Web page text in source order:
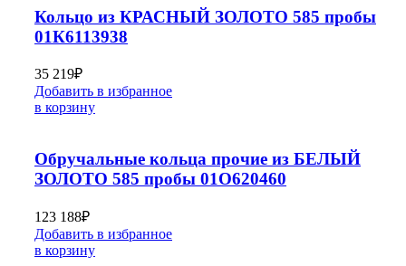
Кольцо из КРАСНЫЙ ЗОЛОТО 585 пробы
01К6113938
35 219₽
Добавить в избранное
в корзину
Обручальные кольца прочие из БЕЛЫЙ
ЗОЛОТО 585 пробы 01О620460
123 188₽
Добавить в избранное
в корзину